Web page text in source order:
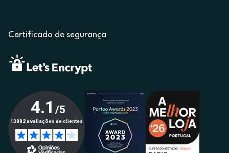
Certificado de segurança